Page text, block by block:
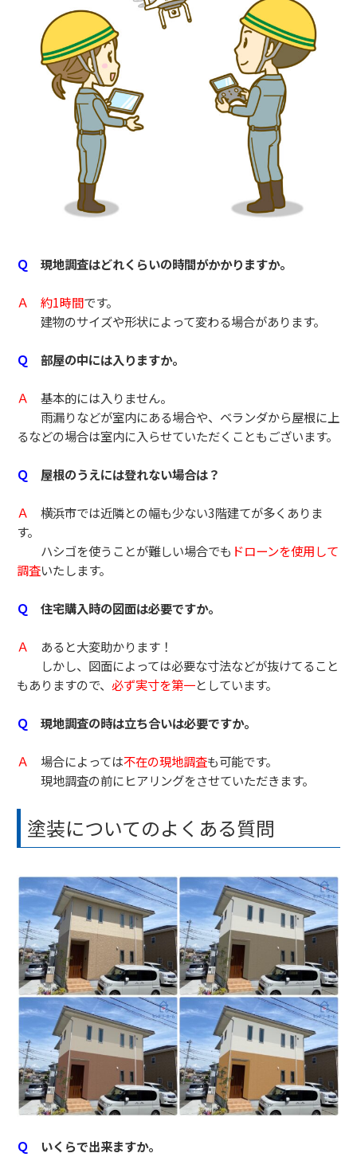
Ｑ 現地調査はどれくらいの時間がかかりますか。
Ａ 約1時間です。
建物のサイズや形状によって変わる場合があります。
Ｑ 部屋の中には入りますか。
Ａ 基本的には入りません。
雨漏りなどが室内にある場合や、ベランダから屋根に上
るなどの場合は室内に入らせていただくこともございます。
Ｑ 屋根のうえには登れない場合は？
Ａ 横浜市では近隣との幅も少ない3階建てが多くありま
す。
ハシゴを使うことが難しい場合でも ドローンを使用して
調査いたします。
Ｑ 住宅購入時の図面は必要ですか。
Ａ あると大変助かります！
しかし、図面によっては必要な寸法などが抜けてること
もありますので、 必ず実寸を第一としています。
Ｑ 現地調査の時は立ち合いは必要ですか。
Ａ 場合によっては不在の現地調査も可能です。
現地調査の前にヒアリングをさせていただきます。
塗装についてのよくある質問
Ｑ いくらで出来ますか。